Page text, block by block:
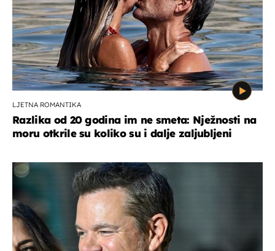
LJETNA ROMANTIKA
Razlika od 20 godina im ne smeta: Nježnosti na
moru otkrile su koliko su i dalje zaljubljeni